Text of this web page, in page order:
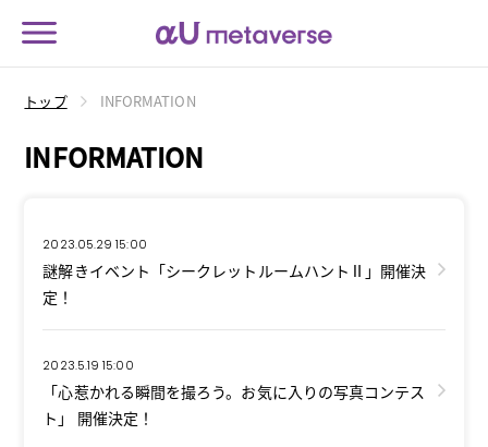
トップ INFORMATION
INFORMATION
2023.05.29 15:00
謎解きイベント「シークレットルームハントⅡ」開催決
定！
2023.5.19 15:00
「心惹かれる瞬間を撮ろう。お気に入りの写真コンテス
ト」 開催決定！